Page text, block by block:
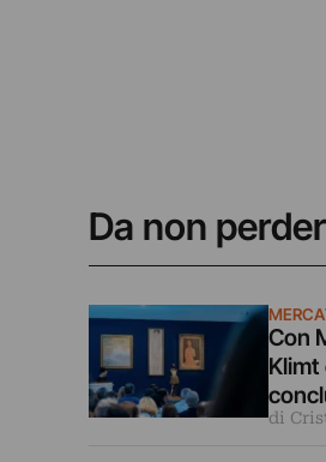
Da non
Con
Klimt
da
di